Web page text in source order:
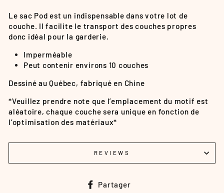
Le sac Pod est un indispensable dans votre lot de
couche. Il facilite le transport des couches propres
donc idéal pour la garderie.
Imperméable
Peut contenir environs 10 couches
Dessiné au Québec, fabriqué en Chine
*Veuillez prendre note que l’emplacement du motif est
aléatoire, chaque couche sera unique en fonction de
l’optimisation des matériaux*
REVIEWS
Partager